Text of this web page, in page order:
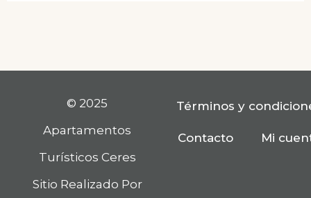
© 2025
Apartamentos
Turísticos Ceres
Sitio Realizado Por
Términos y
Contacto Mi